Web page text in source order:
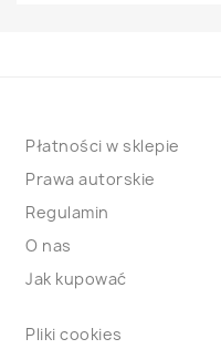
Płatności w sklepie
Prawa autorskie
Regulamin
O nas
Jak kupować
Pliki cookies